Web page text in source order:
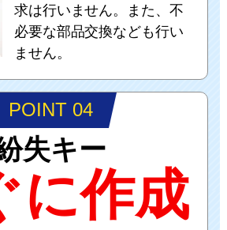
求は行いません。また、不
必要な部品交換なども行い
ません。
POINT 04
失キー
に作成